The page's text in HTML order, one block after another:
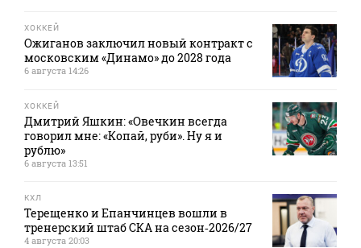
ХОККЕЙ
Ожиганов заключил новый контракт с
московским «Динамо» до 2028 года
6 августа 14:26
ХОККЕЙ
Дмитрий Яшкин: «Овечкин всегда
говорил мне: «Копай, руби». Ну я и
рублю»
6 августа 13:51
КХЛ
Терещенко и Епанчинцев вошли в
тренерский штаб СКА на сезон‑2026/27
4 августа 20:03